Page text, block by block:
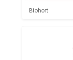
Biohort